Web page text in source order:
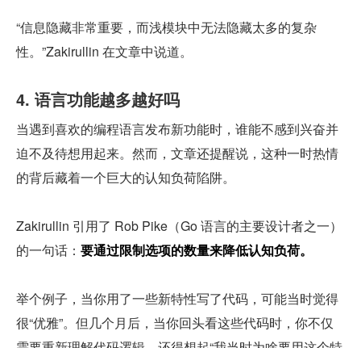
“信息隐藏非常重要，而浅模块中无法隐藏太多的复杂
性。”Zakirullin 在文章中说道。
4. 语言功能越多越好吗
当遇到喜欢的编程语言发布新功能时，谁能不感到兴奋并
迫不及待想用起来。然而，文章还提醒说，这种一时热情
的背后藏着一个巨大的认知负荷陷阱。
Zakirullin 引用了 Rob Pike（Go 语言的主要设计者之一）
的一句话： 要通过限制选项的数量来降低认知负荷。
举个例子，当你用了一些新特性写了代码，可能当时觉得
很“优雅”。但几个月后，当你回头看这些代码时，你不仅